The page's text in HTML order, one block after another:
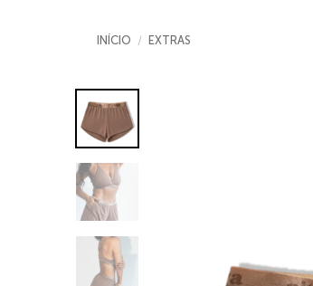
INÍCIO / EXTRAS